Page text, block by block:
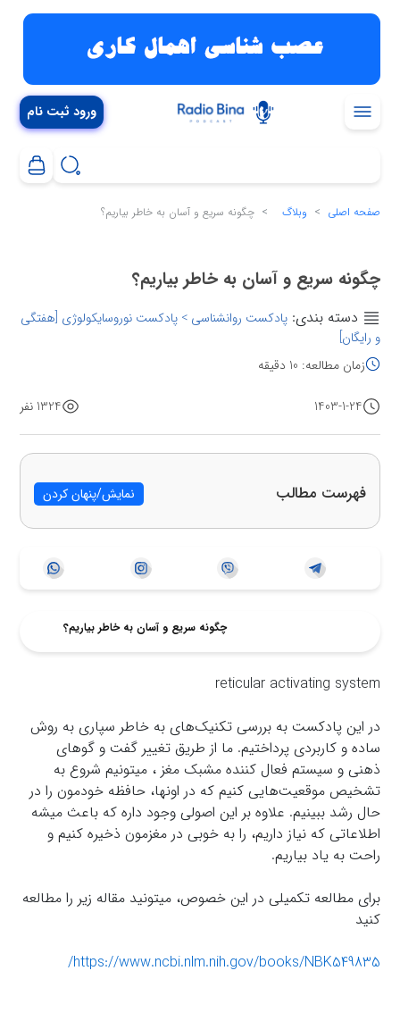
ورود ثبت نام
صفحه اصلی وبلاگ چگونه سریع و آسان به خاطر بیاریم؟
چگونه سریع و آسان به خاطر بیاریم؟
1403-1-24 1324 نفر
زمان مطالعه: 10 دقیقه
دسته بندی:پادکست روانشناسی > پادکست نوروسایکولوژی [هفتگی
و رایگان]
فهرست مطالب نمایش/پنهان کردن
چگونه سریع و آسان به خاطر بیاریم؟
reticular activating system
در این پادکست به بررسی تکنیک‌های به خاطر سپاری به روش
ساده و کاربردی پرداختیم. ما از طریق تغییر گفت و گوهای
ذهنی و سیستم فعال کننده مشبک مغز ، میتونیم شروع به
تشخیص موقعیت‌هایی کنیم که در اونها، حافظه خودمون را در
حال رشد ببینیم. علاوه بر این اصولی وجود داره که باعث میشه
اطلاعاتی که نیاز داریم، را به خوبی در مغزمون ذخیره کنیم و
راحت به یاد بیاریم.
برای مطالعه تکمیلی در این خصوص، میتونید مقاله زیر را مطالعه
کنید
https://www.ncbi.nlm.nih.gov/books/NBK549835/